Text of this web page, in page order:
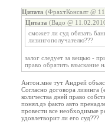
Цитата (ФрахтКонсалт @
Цитата (Вадо @
сможет ли суд обязать
лизингополучателю???
залог следует за вещью -
право обратить взыскание
Антон.мне тут Андрей
Согласно договора лизинга
количества дней право
понял.дэ факто авто
провести все необходимые
удовлетворит ли его суд???